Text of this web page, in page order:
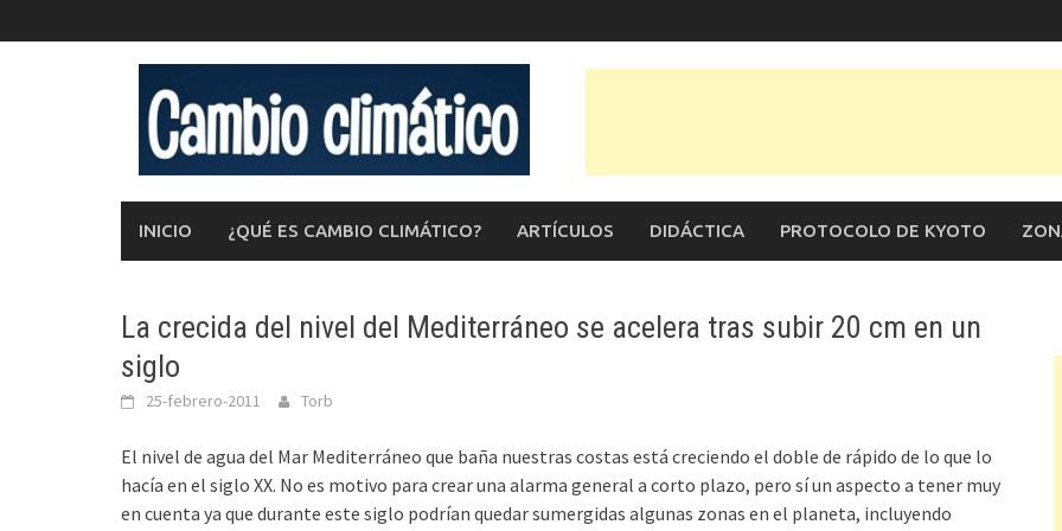
al
INICIO ¿QUÉ ES CAMBIO CLIMÁTICO? ARTÍCULOS DIDÁCTICA PROTOCOLO DE KYOTO
La crecida del nivel del Mediterráneo se acelera tras subir 20 cm en un
siglo
25-febrero-2011 Torb
El nivel de agua del Mar Mediterráneo que baña nuestras costas está creciendo el doble de rápido de lo que lo
hacía en el siglo XX. No es motivo para crear una alarma general a corto plazo, pero sí un aspecto a tener muy
en cuenta ya que durante este siglo podrían quedar sumergidas algunas zonas en el planeta, incluyendo